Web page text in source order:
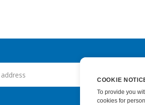
COOKIE
To provide you
cookies for